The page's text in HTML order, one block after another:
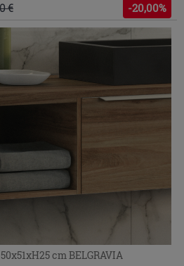
€ -20,00%
cm BELGRAVIA